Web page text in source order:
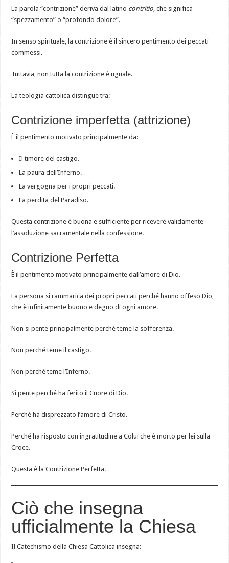
La parola “contrizione” deriva dal latino contritio, che significa
“spezzamento” o “profondo dolore”.
In senso spirituale, la contrizione è il sincero pentimento dei peccati
commessi.
Tuttavia, non tutta la contrizione è uguale.
La teologia cattolica distingue tra:
Contrizione imperfetta (attrizione)
È il pentimento motivato principalmente da:
Il timore del castigo.
La paura dell’Inferno.
La vergogna per i propri peccati.
La perdita del Paradiso.
Questa contrizione è buona e sufficiente per ricevere validamente
l’assoluzione sacramentale nella confessione.
Contrizione Perfetta
È il pentimento motivato principalmente dall’amore di Dio.
La persona si rammarica dei propri peccati perché hanno offeso Dio,
che è infinitamente buono e degno di ogni amore.
Non si pente principalmente perché teme la sofferenza.
Non perché teme il castigo.
Non perché teme l’Inferno.
Si pente perché ha ferito il Cuore di Dio.
Perché ha disprezzato l’amore di Cristo.
Perché ha risposto con ingratitudine a Colui che è morto per lei sulla
Croce.
Questa è la Contrizione Perfetta.
Ciò che insegna
ufficialmente la Chiesa
Il Catechismo della Chiesa Cattolica insegna: